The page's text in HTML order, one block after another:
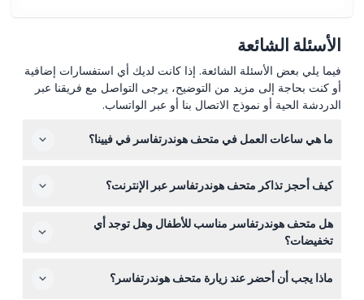
الأسئلة الشائعة
فيما يلي بعض الأسئلة الشائعة. إذا كانت لديك أي استفسارات إضافية
أو كنت بحاجة إلى مزيد من التوضيح، يرجى التواصل مع فريقنا عبر
الدردشة الحية أو نموذج الاتصال بنا أو عبر الواتساب.
ما هي ساعات العمل في متحف هوندرتفاسر في فيينا؟
6:00 مساءً، مع إغلاق مكتب التذاكر قبل 30 دقيقة من وقتكيف أحجز تذاكر متحف هوندرتفاسر عبر الإنترنت؟
يمكنك حجز تذاكرك بسهولة عبر الإنترنت هنا على هذا الموقع
عن طريق اختيار التاريخ المفضل وفئة التذكرة أثناء عملية الحجز.
هل متحف هوندرتفاسر مناسب للأطفال وهل توجد أي
تخفيضات؟
10-18 سعرًا مخفضًا. كما يحق للطلاب وكبار السن الحصول على
ماذا يجب أن أحضر عند زيارة متحف هوندرتفاسر؟